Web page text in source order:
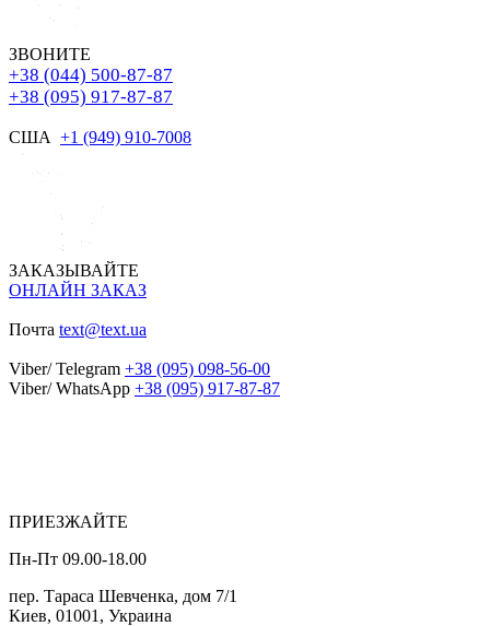
ЗВОНИТЕ
+38 (044) 500-87-87
+38 (095) 917-87-87
США +1 (949) 910-7008
ЗАКАЗЫВАЙТЕ
ОНЛАЙН ЗАКАЗ
Почта text@text.ua
Viber/ Telegram +38 (095) 098-56-00
Viber/ WhatsApp +38 (095) 917-87-87
ПРИЕЗЖАЙТЕ
Пн-Пт 09.00-18.00
пер. Тараса Шевченка, дом 7/1
Киев, 01001, Украина